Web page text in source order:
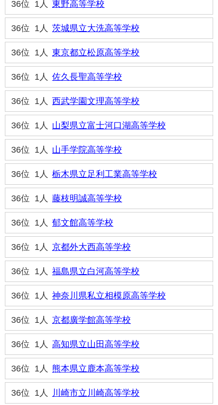
36位 1人 東野高等学校
36位 1人 茨城県立大洗高等学校
36位 1人 東京都立松原高等学校
36位 1人 佐久長聖高等学校
36位 1人 西武学園文理高等学校
36位 1人 山梨県立富士河口湖高等学校
36位 1人 山手学院高等学校
36位 1人 栃木県立足利工業高等学校
36位 1人 藤枝明誠高等学校
36位 1人 郁文館高等学校
36位 1人 京都外大西高等学校
36位 1人 福島県立白河高等学校
36位 1人 神奈川県私立相模原高等学校
36位 1人 京都廣学館高等学校
36位 1人 高知県立山田高等学校
36位 1人 熊本県立鹿本高等学校
36位 1人 川崎市立川崎高等学校